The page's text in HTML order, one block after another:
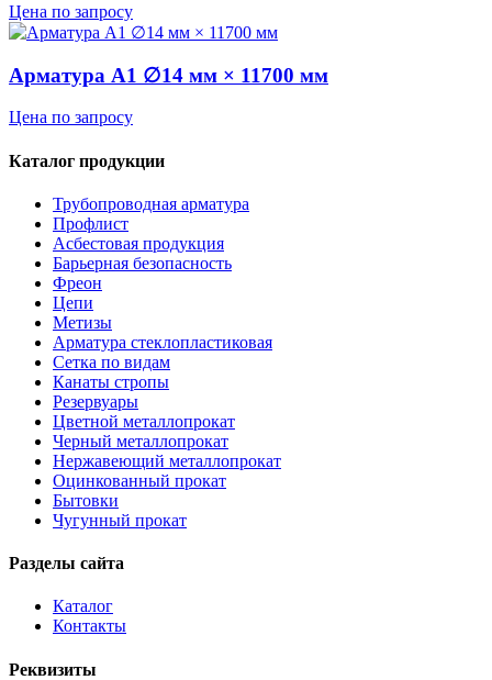
Цена по запросу
Арматура А1 ∅14 мм × 11700 мм
Цена по запросу
Каталог продукции
Трубопроводная арматура
Профлист
Асбестовая продукция
Барьерная безопасность
Фреон
Цепи
Метизы
Арматура стеклопластиковая
Сетка по видам
Канаты стропы
Резервуары
Цветной металлопрокат
Черный металлопрокат
Нержавеющий металлопрокат
Оцинкованный прокат
Бытовки
Чугунный прокат
Разделы сайта
Каталог
Контакты
Реквизиты